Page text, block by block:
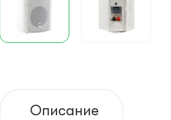
Описание